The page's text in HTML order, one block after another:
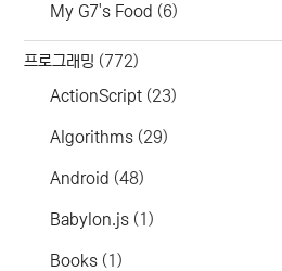
My G7's Food (6)
프로그래밍 (772)
ActionScript (23)
Algorithms (29)
Android (48)
Babylon.js (1)
Books (1)